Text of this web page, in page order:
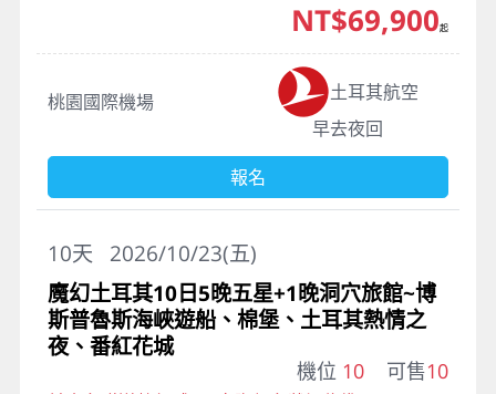
桃園國際機場
土耳其航空
早去夜回
NT$69,900起
報名
2026/10/23(五)
10天
魔幻土耳其10日5晚五星+1晚洞穴旅館~博
斯普魯斯海峽遊船、棉堡、土耳其熱情之
夜、番紅花城
機位 10 可售10